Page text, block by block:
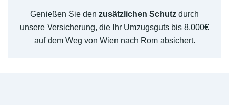
Genießen Sie den zusätzlichen Schutz durch
unsere Versicherung, die Ihr Umzugsguts bis 8.000€
auf dem Weg von Wien nach Rom absichert.